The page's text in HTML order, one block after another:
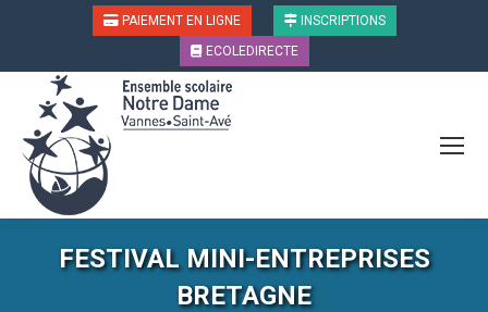
PAIEMENT EN LIGNE
INSCRIPTIONS
ECOLEDIRECTE
FESTIVAL MINI-ENTREPRISES
BRETAGNE